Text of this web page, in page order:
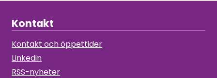
Kontakt
Kontakt och öppettider
Linkedin
RSS-nyheter